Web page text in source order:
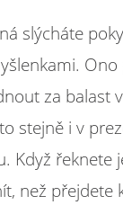
slýcháte
za balast
stejně i v
Když řeknete
než přejdete